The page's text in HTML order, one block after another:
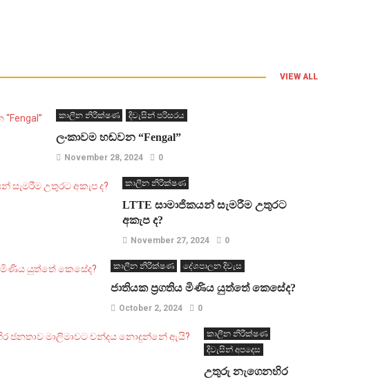
VIEW ALL
කාලීන නිරීක්ෂණ දිවැසින් පරිසරය
ලංකාවම හඬවන “Fengal”
November 28, 2024 0
කාලීන නිරීක්ෂණ
LTTE සාමාජිකයන් සැමරීම උතුරට
අකැප ද?
November 27, 2024 0
කාලීන නිරීක්ෂණ දේශපාලන දිවැස
ජාතියක ප්‍රගතිය මිණිය යුත්තේ කෙසේද?
October 2, 2024 0
කාලීන නිරීක්ෂණ
දිවැසින් අපදෙස
උතුරු නැගෙනහිර